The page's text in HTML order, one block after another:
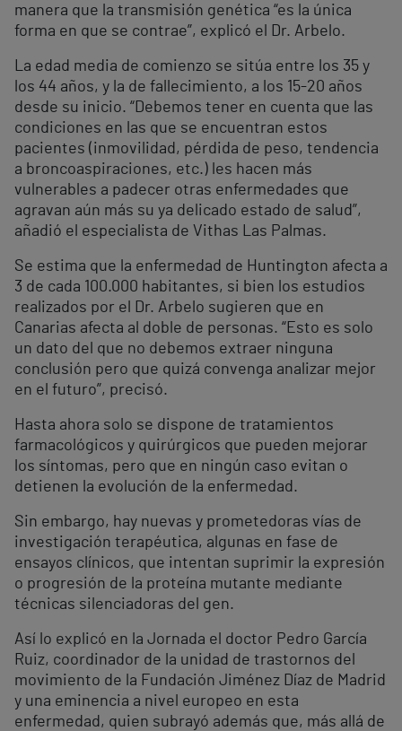
manera que la transmisión genética “es la única
forma en que se contrae”, explicó el Dr. Arbelo.
La edad media de comienzo se sitúa entre los 35 y
los 44 años, y la de fallecimiento, a los 15-20 años
desde su inicio. “Debemos tener en cuenta que las
condiciones en las que se encuentran estos
pacientes (inmovilidad, pérdida de peso, tendencia
a broncoaspiraciones, etc.) les hacen más
vulnerables a padecer otras enfermedades que
agravan aún más su ya delicado estado de salud”,
añadió el especialista de Vithas Las Palmas.
Se estima que la enfermedad de Huntington afecta a
3 de cada 100.000 habitantes, si bien los estudios
realizados por el Dr. Arbelo sugieren que en
Canarias afecta al doble de personas. “Esto es solo
un dato del que no debemos extraer ninguna
conclusión pero que quizá convenga analizar mejor
en el futuro”, precisó.
Hasta ahora solo se dispone de tratamientos
farmacológicos y quirúrgicos que pueden mejorar
los síntomas, pero que en ningún caso evitan o
detienen la evolución de la enfermedad.
Sin embargo, hay nuevas y prometedoras vías de
investigación terapéutica, algunas en fase de
ensayos clínicos, que intentan suprimir la expresión
o progresión de la proteína mutante mediante
técnicas silenciadoras del gen.
Así lo explicó en la Jornada el doctor Pedro García
Ruiz, coordinador de la unidad de trastornos del
movimiento de la Fundación Jiménez Díaz de Madrid
y una eminencia a nivel europeo en esta
enfermedad, quien subrayó además que, más allá de